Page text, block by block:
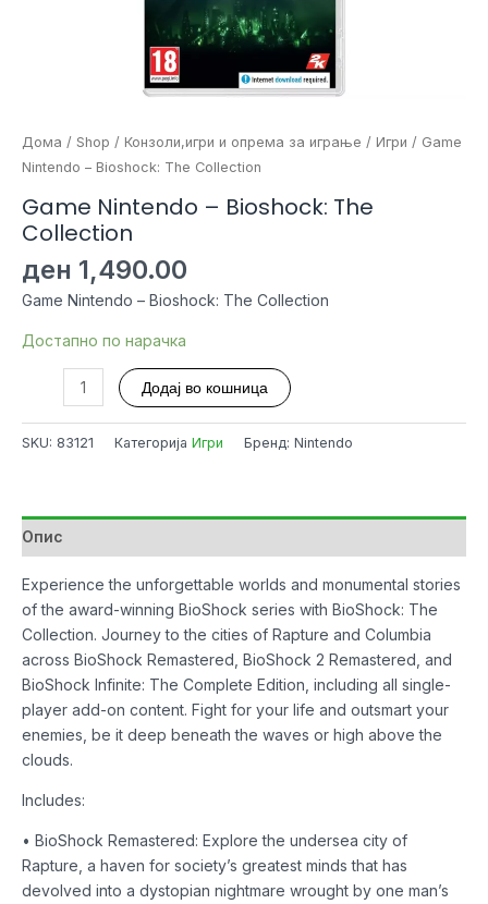
Дома / Shop / Конзоли,игри и опрема за играње / Игри / Game
Nintendo – Bioshock: The Collection
Game Nintendo – Bioshock: The
Collection
ден 1,490.00
Game Nintendo – Bioshock: The Collection
Достапно по нарачка
Nintendo
-
количина
Додај во кошница
SKU: 83121 Категорија Игри Бренд: Nintendo
Опис
Experience the unforgettable worlds and monumental stories
of the award-winning BioShock series with BioShock: The
Collection. Journey to the cities of Rapture and Columbia
across BioShock Remastered, BioShock 2 Remastered, and
BioShock Infinite: The Complete Edition, including all single-
player add-on content. Fight for your life and outsmart your
enemies, be it deep beneath the waves or high above the
clouds.
Includes:
• BioShock Remastered: Explore the undersea city of
Rapture, a haven for society’s greatest minds that has
devolved into a dystopian nightmare wrought by one man’s